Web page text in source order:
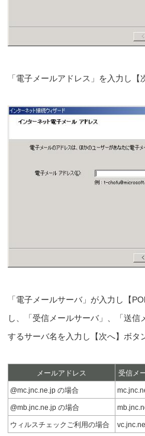
「電子メールアドレス」を入力し
「電子メールサーバ」が入力し【
し、「受信メールサーバ」、「送信
するサーバ名を入力し【次へ】ボタ
メールアドレス 受信メ
@mc.jnc.ne.jp の場合
@mb.jnc.ne.jp の場合
ウィルスチェックご利用の場合